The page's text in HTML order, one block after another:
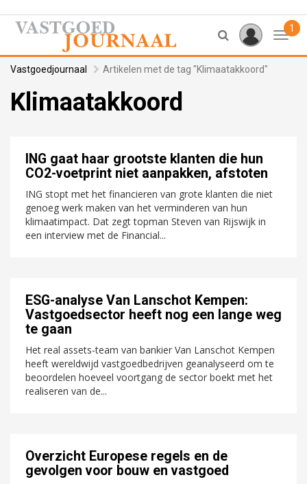
1
Vastgoedjournaal Artikelen met de tag "Klimaatakkoord"
Klimaatakkoord
ING gaat haar grootste klanten die hun
CO2-voetprint niet aanpakken, afstoten
ING stopt met het financieren van grote klanten die niet
genoeg werk maken van het verminderen van hun
klimaatimpact. Dat zegt topman Steven van Rijswijk in
een interview met de Financial...
ESG-analyse Van Lanschot Kempen:
Vastgoedsector heeft nog een lange weg
te gaan
Het real assets-team van bankier Van Lanschot Kempen
heeft wereldwijd vastgoedbedrijven geanalyseerd om te
beoordelen hoeveel voortgang de sector boekt met het
realiseren van de...
Overzicht Europese regels en de
gevolgen voor bouw en vastgoed